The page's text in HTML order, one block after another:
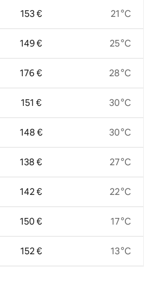
153 €
149 €
176 €
151 €
148 €
138 €
142 €
150 €
152 €
21 °C
25 °C
28 °C
30 °C
30 °C
27 °C
22 °C
17 °C
13 °C